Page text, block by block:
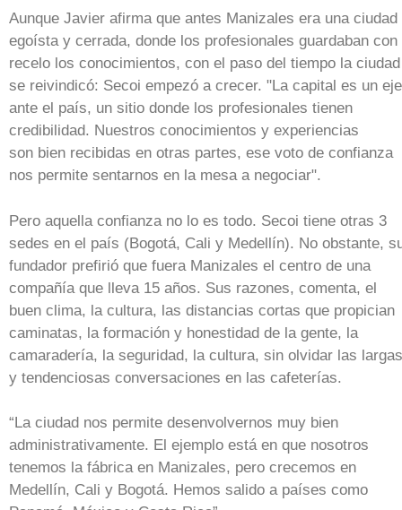
Aunque Javier afirma que antes Manizales era una ciudad
egoísta y cerrada, donde los profesionales guardaban con
recelo los conocimientos, con el paso del tiempo la ciudad
se reivindicó: Secoi empezó a crecer. "La capital es un eje
ante el país, un sitio donde los profesionales tienen
credibilidad. Nuestros conocimientos y experiencias
son bien recibidas en otras partes, ese voto de confianza
nos permite sentarnos en la mesa a negociar".
Pero aquella confianza no lo es todo. Secoi tiene otras 3
sedes en el país (Bogotá, Cali y Medellín). No obstante,
fundador prefirió que fuera Manizales el centro de una
compañía que lleva 15 años. Sus razones, comenta, el
buen clima, la cultura, las distancias cortas que propician
caminatas, la formación y honestidad de la gente, la
camaradería, la seguridad, la cultura, sin olvidar las largas
y tendenciosas conversaciones en las cafeterías.
“La ciudad nos permite desenvolvernos muy bien
administrativamente. El ejemplo está en que nosotros
tenemos la fábrica en Manizales, pero crecemos en
Medellín, Cali y Bogotá. Hemos salido a países como